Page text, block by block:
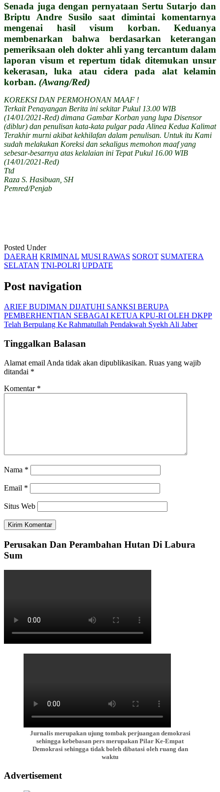
Senada juga dengan pernyataan Sertu Sutarjo dan
Briptu Andre Susilo saat dimintai komentarnya
mengenai hasil visum korban. Keduanya
membenarkan bahwa berdasarkan keterangan
pemeriksaan oleh dokter ahli yang tercantum dalam
laporan visum et repertum tidak ditemukan unsur
kekerasan, luka atau cidera pada alat kelamin
korban. (Awang/Red)
KOREKSI DAN PERMOHONAN MAAF !
Terkait Penayangan Berita ini sekitar Pukul 13.00 WIB
(14/01/2021-Red) dimana Gambar Korban yang lupa Disensor
(diblur) dan penulisan kata-kata pulgar pada Alinea Kedua Kalimat
Terakhir murni akibat kekhilafan dalam penulisan. Untuk itu Kami
sudah melakukan Koreksi dan sekaligus memohon maaf yang
sebesar-besarnya atas kelalaian ini Tepat Pukul 16.00 WIB
(14/01/2021-Red)
Ttd
Raza S. Hasibuan, SH
Pemred/Penjab
Posted Under
DAERAH KRIMINAL MUSI RAWAS SOROT SUMATERA
SELATAN TNI-POLRI UPDATE
Post navigation
ARIEF BUDIMAN DIJATUHI SANKSI BERUPA
PEMBERHENTIAN SEBAGAI KETUA KPU-RI OLEH DKPP
Telah Berpulang Ke Rahmatullah Pendakwah Syekh Ali Jaber
Tinggalkan Balasan
Alamat email Anda tidak akan dipublikasikan. Ruas yang wajib
ditandai *
Komentar *
Nama *
Email *
Situs Web
Perusakan Dan Perambahan Hutan Di Labura
Sum
Jurnalis merupakan ujung tombak perjuangan demokrasi
sehingga kebebasan pers merupakan Pilar Ke-Empat
Demokrasi sehingga tidak boleh dibatasi oleh ruang dan
waktu
Advertisement